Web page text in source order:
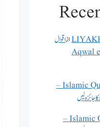
ازاقوال
زریں – عظیم شخصیات کے بہترین اردو اقوال – Aqwal e
Islamic Quiz 2026 In Urdu –
Islamic Quiz 2026 In Urdu –